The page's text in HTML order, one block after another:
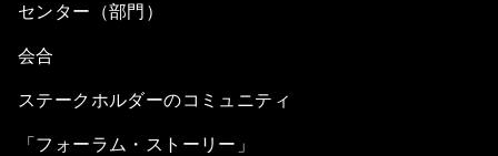
センター（部門）
会合
ステークホルダーのコミュニティ
「フォーラム・ストーリー」